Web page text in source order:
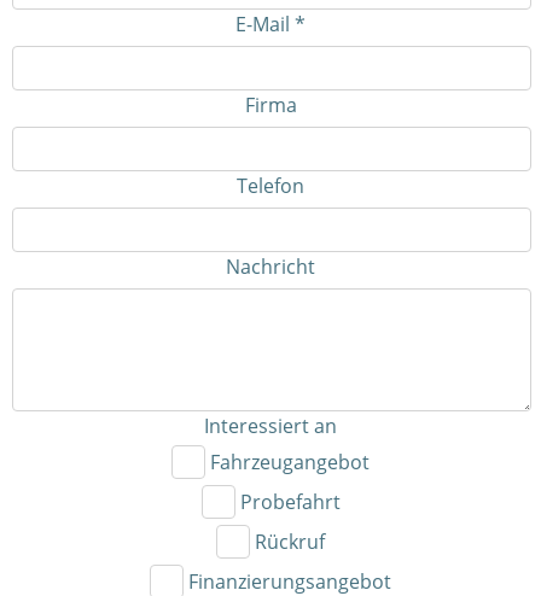
E-Mail *
Firma
Telefon
Nachricht
Interessiert an
Fahrzeugangebot
Probefahrt
Rückruf
Finanzierungsangebot